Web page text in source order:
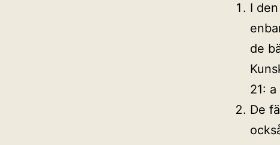
I
de
21:
De